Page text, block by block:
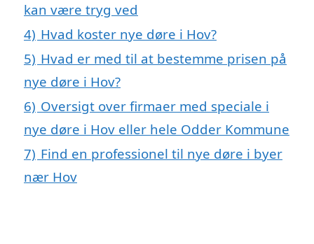
kan være tryg ved
4) Hvad koster nye døre i Hov?
5) Hvad er med til at bestemme prisen på
nye døre i Hov?
6) Oversigt over firmaer med speciale i
nye døre i Hov eller hele Odder Kommune
7) Find en professionel til nye døre i byer
nær Hov